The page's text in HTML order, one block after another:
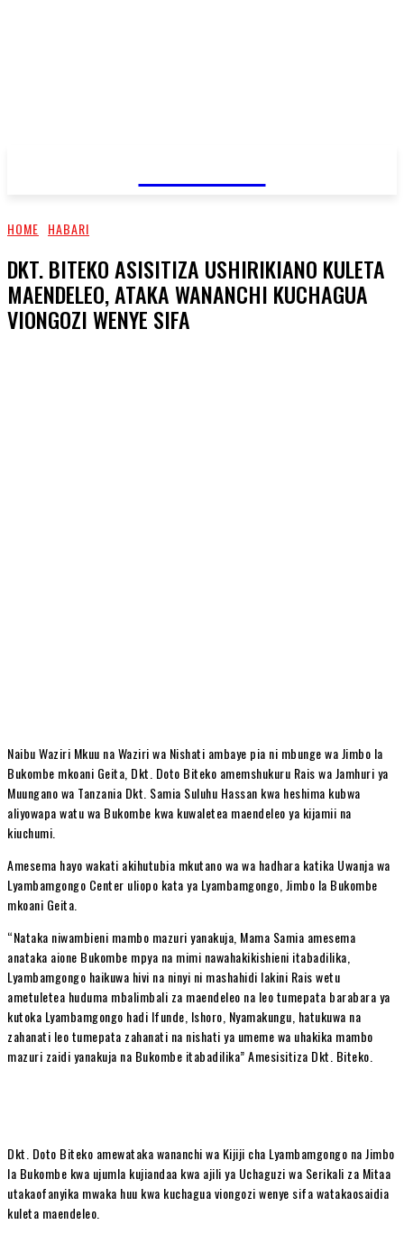
HOME HABARI
DKT. BITEKO ASISITIZA USHIRIKIANO KULETA
MAENDELEO, ATAKA WANANCHI KUCHAGUA
VIONGOZI WENYE SIFA
Naibu Waziri Mkuu na Waziri wa Nishati ambaye pia ni mbunge wa Jimbo la
Bukombe mkoani Geita, Dkt. Doto Biteko amemshukuru Rais wa Jamhuri ya
Muungano wa Tanzania Dkt. Samia Suluhu Hassan kwa heshima kubwa
aliyowapa watu wa Bukombe kwa kuwaletea maendeleo ya kijamii na
kiuchumi.
Amesema hayo wakati akihutubia mkutano wa wa hadhara katika Uwanja wa
Lyambamgongo Center uliopo kata ya Lyambamgongo, Jimbo la Bukombe
mkoani Geita.
“Nataka niwambieni mambo mazuri yanakuja, Mama Samia amesema
anataka aione Bukombe mpya na mimi nawahakikishieni itabadilika,
Lyambamgongo haikuwa hivi na ninyi ni mashahidi lakini Rais wetu
ametuletea huduma mbalimbali za maendeleo na leo tumepata barabara ya
kutoka Lyambamgongo hadi Ifunde, Ishoro, Nyamakungu, hatukuwa na
zahanati leo tumepata zahanati na nishati ya umeme wa uhakika mambo
mazuri zaidi yanakuja na Bukombe itabadilika” Amesisitiza Dkt. Biteko.
Dkt. Doto Biteko amewataka wananchi wa Kijiji cha Lyambamgongo na Jimbo
la Bukombe kwa ujumla kujiandaa kwa ajili ya Uchaguzi wa Serikali za Mitaa
utakaofanyika mwaka huu kwa kuchagua viongozi wenye sifa watakaosaidia
kuleta maendeleo.